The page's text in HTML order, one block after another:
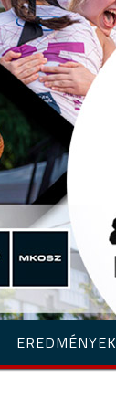
EREDMÉNYEK